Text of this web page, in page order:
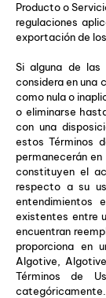
Producto o
regulaciones
exportación de
Si alguna de las
considera en una
como nula o
o eliminarse
con una
estos Términos
permanecerán
constituyen el
respecto a su
entendimientos
existentes entre
encuentran
proporciona en
Algotive,
Términos de